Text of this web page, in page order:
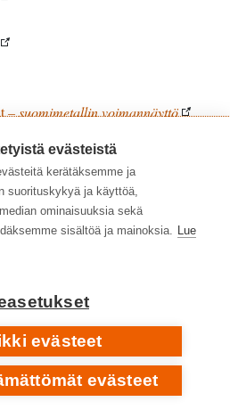
– suomimetallin voimannäyttö
OF PHOTOGRAPHY: MAREK
evästeistä
kerätäksemme ja
suorituskykyä ja käyttöä,
ominaisuuksia sekä
sisältöä ja mainoksia. Lue
evästeet
evästeet